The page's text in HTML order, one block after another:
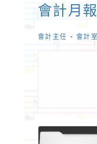
會計月報
會計主任 - 會計室